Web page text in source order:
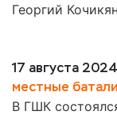
Георгий
17 августа
местные
В ГШК